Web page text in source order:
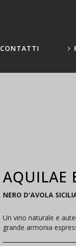
CONTATTI
AQUILAE
NERO D'AVOLA
Un vino naturale e
grande armonia